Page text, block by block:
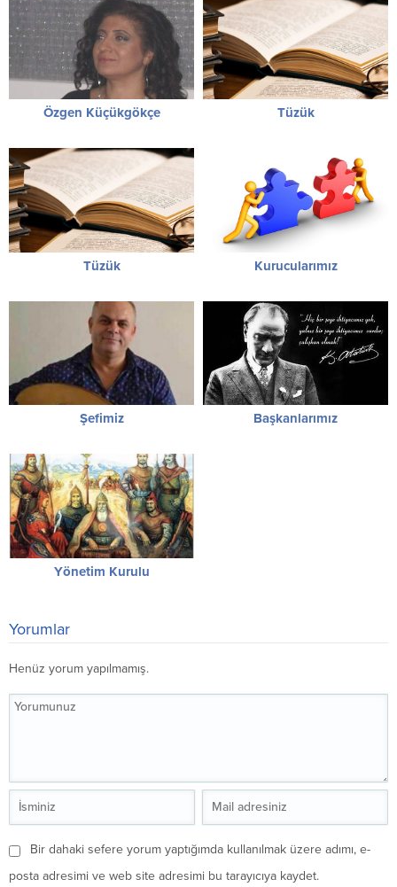
Özgen Küçükgökçe Tüzük
Tüzük Kurucularımız
Şefimiz Başkanlarımız
Yönetim Kurulu
Yorumlar
Henüz yorum yapılmamış.
Bir dahaki sefere yorum yaptığımda kullanılmak üzere adımı, e-
posta adresimi ve web site adresimi bu tarayıcıya kaydet.